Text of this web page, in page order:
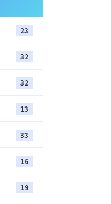
23
32
32
13
33
16
19